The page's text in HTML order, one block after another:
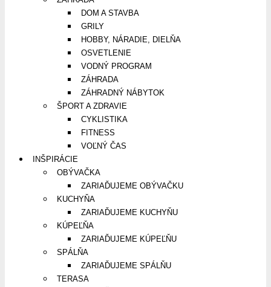
DOM A STAVBA
GRILY
HOBBY, NÁRADIE, DIELŇA
OSVETLENIE
VODNÝ PROGRAM
ZÁHRADA
ZÁHRADNÝ NÁBYTOK
ŠPORT A ZDRAVIE
CYKLISTIKA
FITNESS
VOĽNÝ ČAS
INŠPIRÁCIE
OBÝVAČKA
ZARIAĎUJEME OBÝVAČKU
KUCHYŇA
ZARIAĎUJEME KUCHYŇU
KÚPEĽŇA
ZARIAĎUJEME KÚPEĽŇU
SPÁLŇA
ZARIAĎUJEME SPÁLŇU
TERASA